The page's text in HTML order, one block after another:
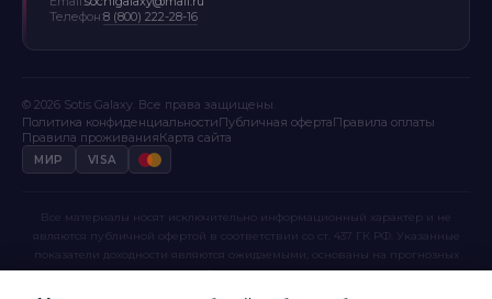
Телефон:8 (800) 222-28-16
© 2026 Sotis Galaxy. Все права защищены.
Политика конфиденциальностиПубличная офертаПравила оплаты
Правила проживанияКарта сайта
МИР VISA
Все материалы носят исключительно информационный характер и не
являются публичной офертой в соответствии со ст. 437 ГК РФ. Указанные
показатели доходности являются ожидаемыми, основаны на прогнозных
данных и не гарантируются — фактические результаты могут отличаться от